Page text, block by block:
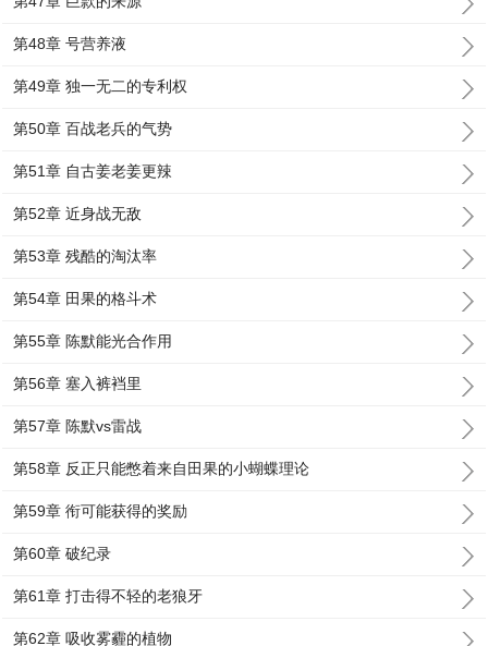
第48章 号营养液
第49章 独一无二的专利权
第50章 百战老兵的气势
第51章 自古姜老姜更辣
第52章 近身战无敌
第53章 残酷的淘汰率
第54章 田果的格斗术
第55章 陈默能光合作用
第56章 塞入裤裆里
第57章 陈默vs雷战
第58章 反正只能憋着来自田果的小蝴蝶理论
第59章 衔可能获得的奖励
第60章 破纪录
第61章 打击得不轻的老狼牙
第62章 吸收雾霾的植物